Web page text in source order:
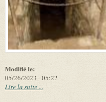
Modifié le:
05/26/2023 - 05:22
Lire la suite ...